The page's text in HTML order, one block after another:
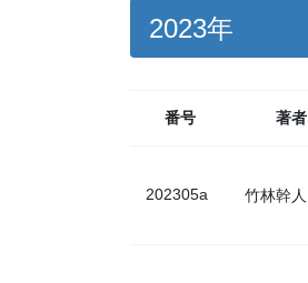
2023年
番号 著者
202305a 竹林幹人